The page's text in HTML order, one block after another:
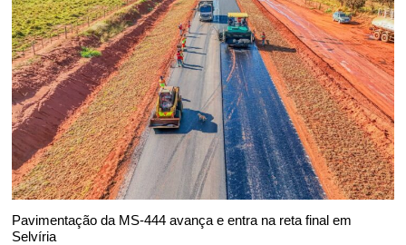
Pavimentação da MS-444 avança e entra na reta final em
Selvíria